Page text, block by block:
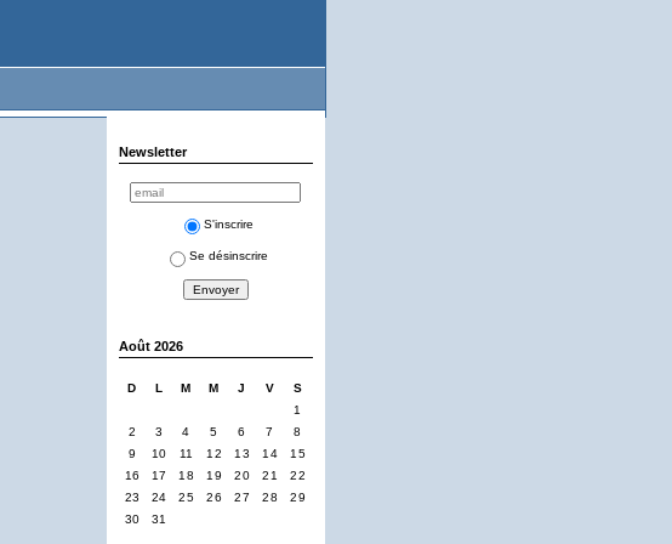
Newsletter
S'inscrire
Se désinscrire
Août 2026
D L M M J V
S
1
2
3 4 5 6 7
8
9
10 11 12 13 14
15
16
17 18 19 20 21
22
23
24 25 26 27 28
29
30
31